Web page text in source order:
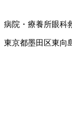
病院・療養所眼科
東京都墨田区東向